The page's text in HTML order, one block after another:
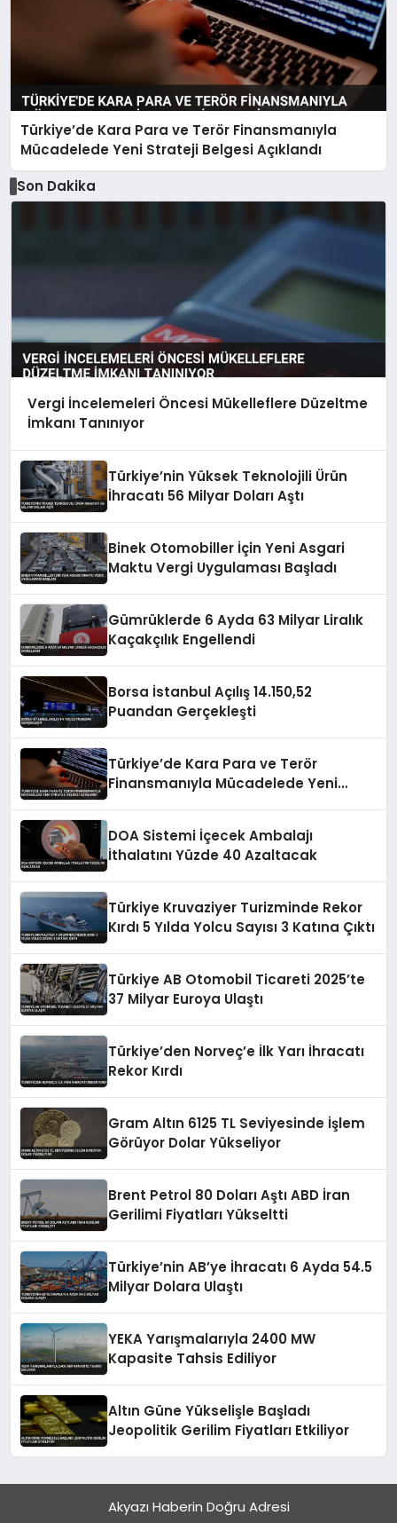
Türkiye’de Kara Para ve Terör Finansmanıyla
Mücadelede Yeni Strateji Belgesi Açıklandı
Son Dakika
Vergi İncelemeleri Öncesi Mükelleflere Düzeltme
İmkanı Tanınıyor
Türkiye’nin Yüksek Teknolojili Ürün
İhracatı 56 Milyar Doları Aştı
Binek Otomobiller İçin Yeni Asgari
Maktu Vergi Uygulaması Başladı
Gümrüklerde 6 Ayda 63 Milyar Liralık
Kaçakçılık Engellendi
Borsa İstanbul Açılış 14.150,52
Puandan Gerçekleşti
Türkiye’de Kara Para ve Terör
Finansmanıyla Mücadelede Yeni
DOA Sistemi İçecek Ambalajı
İthalatını Yüzde 40 Azaltacak
Türkiye Kruvaziyer Turizminde Rekor
Kırdı 5 Yılda Yolcu Sayısı 3 Katına Çıktı
Türkiye AB Otomobil Ticareti 2025’te
37 Milyar Euroya Ulaştı
Türkiye’den Norveç’e İlk Yarı İhracatı
Rekor Kırdı
Gram Altın 6125 TL Seviyesinde İşlem
Görüyor Dolar Yükseliyor
Brent Petrol 80 Doları Aştı ABD İran
Gerilimi Fiyatları Yükseltti
Türkiye’nin AB’ye İhracatı 6 Ayda 54.5
Milyar Dolara Ulaştı
YEKA Yarışmalarıyla 2400 MW
Kapasite Tahsis Ediliyor
Altın Güne Yükselişle Başladı
Jeopolitik Gerilim Fiyatları Etkiliyor
Akyazı Haberin Doğru Adresi